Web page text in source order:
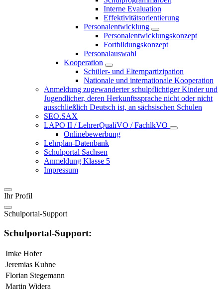
Interne Evaluation
Effektivitätsorientierung
Personalentwicklung
Personalentwicklungskonzept
Fortbildungskonzept
Personalauswahl
Kooperation
Schüler- und Elternpartizipation
Nationale und internationale Kooperation
Anmeldung zugewanderter schulpflichtiger Kinder und
Jugendlicher, deren Herkunftssprache nicht oder nicht
ausschließlich Deutsch ist, an sächsischen Schulen
SEO.SAX
LAPO II / LehrerQualiVO / FachlkVO
Onlinebewerbung
Lehrplan-Datenbank
Schulportal Sachsen
Anmeldung Klasse 5
Impressum
Ihr Profil
Schulportal-Support
Schulportal-Support:
Imke Hofer
Jeremias Kuhne
Florian Stegemann
Martin Widera